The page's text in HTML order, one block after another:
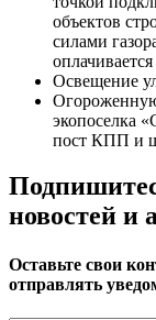
объектов
силами
Освещение
экопоселка
пост КПП и
новостей и
Оставьте свои
отправлять